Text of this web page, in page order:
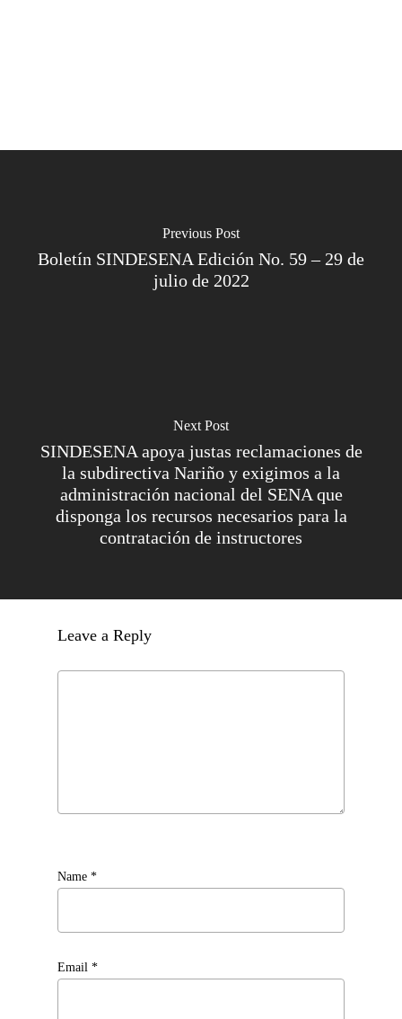
Previous Post
Boletín SINDESENA Edición No. 59 – 29 de
julio de 2022
Next Post
SINDESENA apoya justas reclamaciones de
la subdirectiva Nariño y exigimos a la
administración nacional del SENA que
disponga los recursos necesarios para la
contratación de instructores
Leave a Reply
Name *
Email *